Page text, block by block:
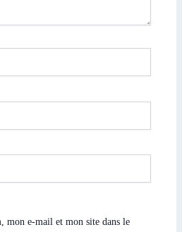
mon e-mail et mon site dans le